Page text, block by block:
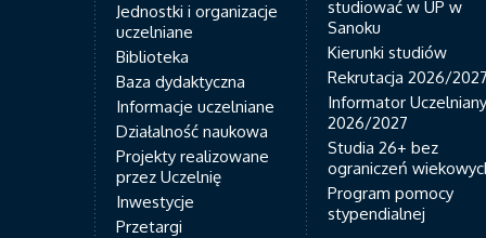
Jednostki i organizacje
uczelniane
Biblioteka
Baza dydaktyczna
Informacje uczelniane
Działalność naukowa
Projekty realizowane
przez Uczelnię
Inwestycje
Przetargi
studiować w UP w
Sanoku
Kierunki studiów
Rekrutacja 2026/2027
Informator Uczelniany
2026/2027
Studia 26+ bez
ograniczeń
Program pomocy
stypendialnej